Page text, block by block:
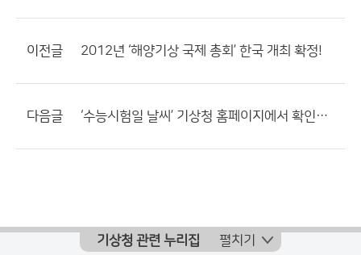
이전글 2012년 ‘해양기상 국제 총회’ 한국 개최 확정!
다음글 ‘수능시험일 날씨’ 기상청 홈페이지에서 확인하세요!
기상청 관련 누리집 펼치기